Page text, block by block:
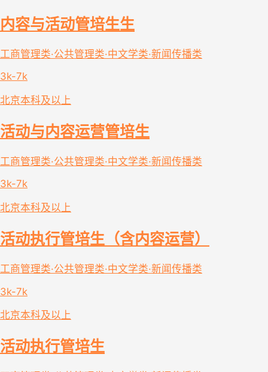
内容与活动管培生生
工商管理类·公共管理类·中文学类·新闻传播类
3k-7k
北京本科及以上
活动与内容运营管培生
工商管理类·公共管理类·中文学类·新闻传播类
3k-7k
北京本科及以上
活动执行管培生（含内容运营）
工商管理类·公共管理类·中文学类·新闻传播类
3k-7k
北京本科及以上
活动执行管培生